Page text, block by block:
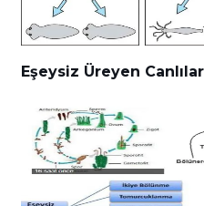
Eşeysiz Üreyen Canlılar